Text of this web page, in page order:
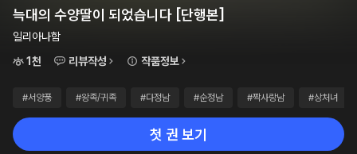
늑대의 수양딸이 되었습니다 [단행본]
일리아나함
1천
리뷰작성 작품정보
#서양풍 #왕족/귀족 #다정남 #순정남 #짝사랑남 #상처녀
첫 권 보기